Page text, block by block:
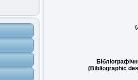
(Bibliographic